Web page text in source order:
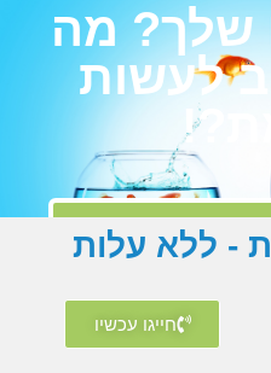
שלך? מה
לעשות
שכדאי לך
- ללא עלות
חייגו עכשיו